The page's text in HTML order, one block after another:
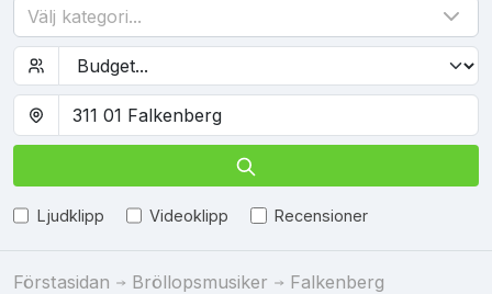
Välj kategori...
Ljudklipp Videoklipp Recensioner
Förstasidan Bröllopsmusiker Falkenberg